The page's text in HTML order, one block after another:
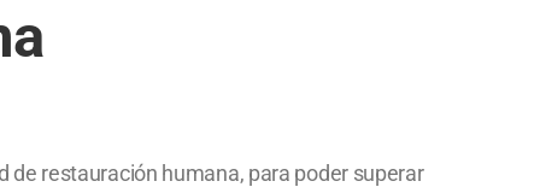
de restauración humana, para poder superar